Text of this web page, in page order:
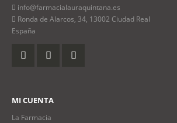
info@farmacialauraquintana.es
Ronda de Alarcos, 34, 13002 Ciudad Real
España
MI CUENTA
La Farmacia